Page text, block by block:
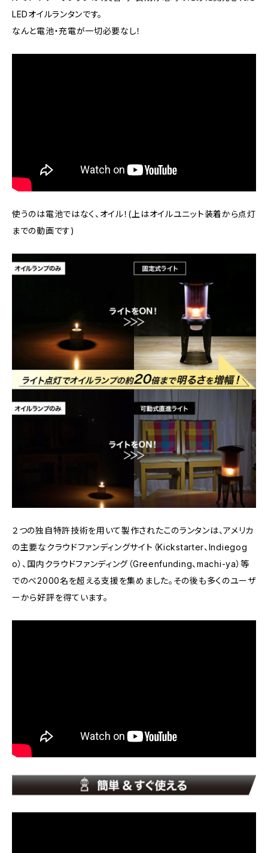
LEDオイルランタンです。
なんと電池・充電が一切必要なし！
使うのは電池ではなく、オイル！(上はオイルユニット装着から点灯
までの動画です)
２つの独自特許技術を用いて製作されたこのランタンは、アメリカ
の主要なクラウドファンディングサイト（Kickstarter、Indiegog
o）、国内クラウドファンディング（Greenfunding、machi-ya）等
でのべ2000名を超える支援を集めました。その後も多くのユーザ
ーから好評を得ています。